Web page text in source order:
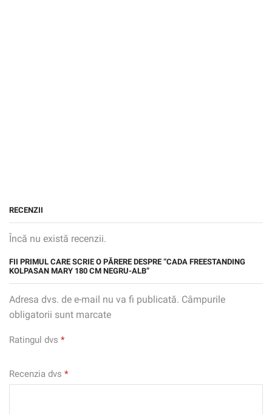
RECENZII
Încă nu există recenzii.
FII PRIMUL CARE SCRIE O PĂRERE DESPRE “CADA FREESTANDING
KOLPASAN MARY 180 CM NEGRU-ALB”
Adresa dvs. de e-mail nu va fi publicată. Câmpurile
obligatorii sunt marcate
Ratingul dvs *
Recenzia dvs *